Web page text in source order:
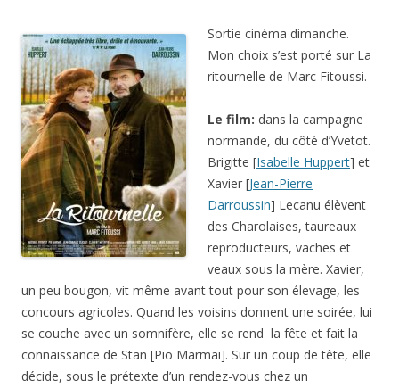
Sortie cinéma dimanche.
Mon choix s’est porté sur La
ritournelle de Marc Fitoussi.
Le film: dans la campagne
normande, du côté d’Yvetot.
Brigitte [Isabelle Huppert] et
Xavier [Jean-Pierre
Darroussin] Lecanu élèvent
des Charolaises, taureaux
reproducteurs, vaches et
veaux sous la mère. Xavier,
un peu bougon, vit même avant tout pour son élevage, les
concours agricoles. Quand les voisins donnent une soirée, lui
se couche avec un somnifère, elle se rend la fête et fait la
connaissance de Stan [Pio Marmai]. Sur un coup de tête, elle
décide, sous le prétexte d’un rendez-vous chez un